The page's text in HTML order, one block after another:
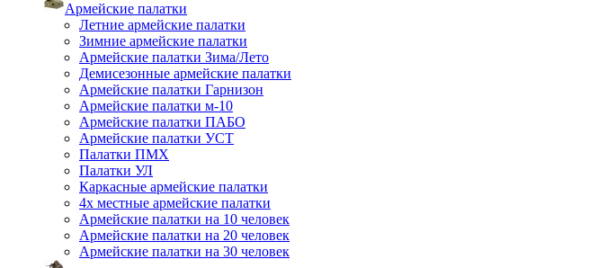
Армейские палатки
Летние армейские палатки
Зимние армейские палатки
Армейские палатки Зима/Лето
Демисезонные армейские палатки
Армейские палатки Гарнизон
Армейские палатки м-10
Армейские палатки ПАБО
Армейские палатки УСТ
Палатки ПМХ
Палатки УЛ
Каркасные армейские палатки
4х местные армейские палатки
Армейские палатки на 10 человек
Армейские палатки на 20 человек
Армейские палатки на 30 человек